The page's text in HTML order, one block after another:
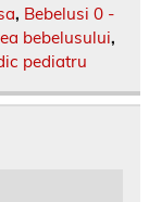
, Bebelusi 0 -
bebelusului,
pediatru